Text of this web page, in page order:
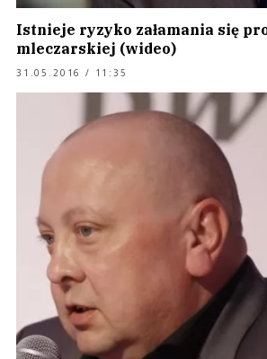
Istnieje ryzyko załamania się
mleczarskiej (wideo)
31.05.2016 / 11:35